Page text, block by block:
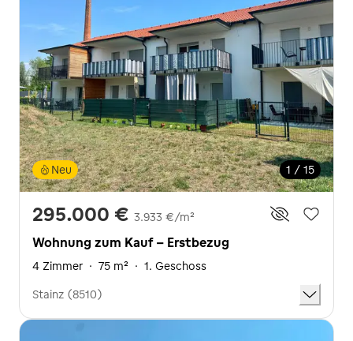
1 / 15
Neu
295.000 € 3.933 €/m²
Wohnung zum Kauf - Erstbezug
4 Zimmer · 75 m² · 1. Geschoss
Stainz (8510)